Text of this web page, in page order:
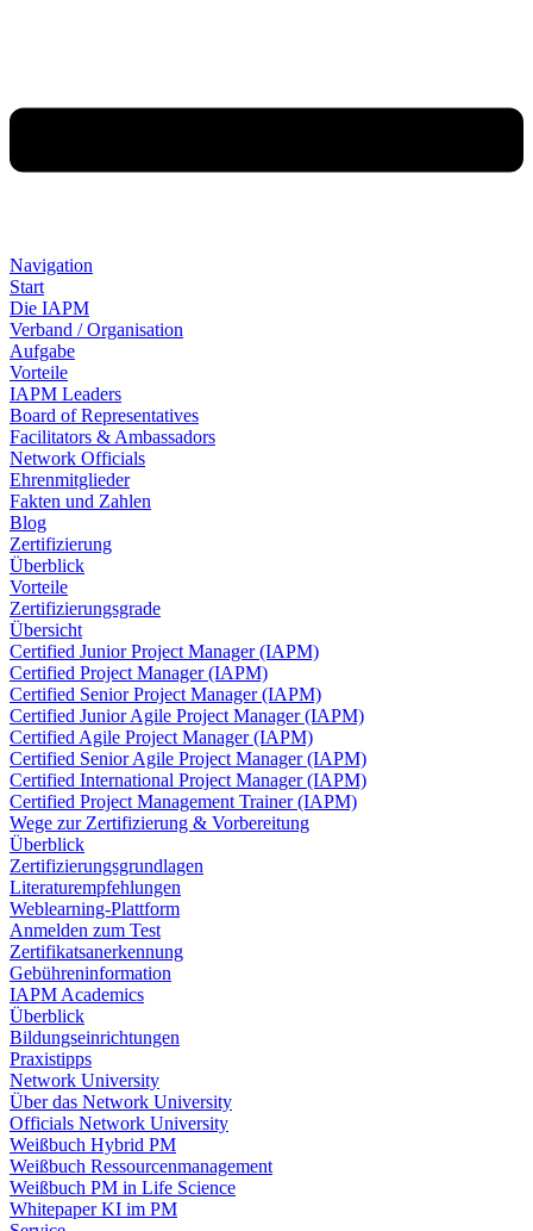
Navigation
Start
Die IAPM
Verband / Organisation
Aufgabe
Vorteile
IAPM Leaders
Board of Representatives
Facilitators & Ambassadors
Network Officials
Ehrenmitglieder
Fakten und Zahlen
Blog
Zertifizierung
Überblick
Vorteile
Zertifizierungsgrade
Übersicht
Certified Junior Project Manager (IAPM)
Certified Project Manager (IAPM)
Certified Senior Project Manager (IAPM)
Certified Junior Agile Project Manager (IAPM)
Certified Agile Project Manager (IAPM)
Certified Senior Agile Project Manager (IAPM)
Certified International Project Manager (IAPM)
Certified Project Management Trainer (IAPM)
Wege zur Zertifizierung & Vorbereitung
Überblick
Zertifizierungsgrundlagen
Literaturempfehlungen
Weblearning-Plattform
Anmelden zum Test
Zertifikatsanerkennung
Gebühreninformation
IAPM Academics
Überblick
Bildungseinrichtungen
Praxistipps
Network University
Über das Network University
Officials Network University
Weißbuch Hybrid PM
Weißbuch Ressourcenmanagement
Weißbuch PM in Life Science
Whitepaper KI im PM